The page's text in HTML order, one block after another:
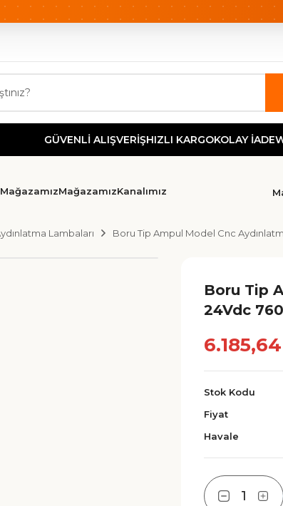
KARGO HIZLI KARGO GÜVENLİ ALIŞVERİŞ-
GÜVENLİ ALIŞVERİŞHIZLI KARGO KOLAY İADE
MağazamızMağazamızKanalımız
Lambaları Boru Tip Ampul Model Cnc
Boru Tip
24Vdc
Stok Kodu
Fiyat
Havale